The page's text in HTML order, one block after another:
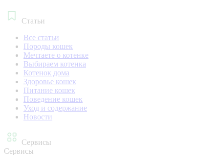
Статьи
Все статьи
Породы кошек
Мечтаете о котенке
Выбираем котенка
Котенок дома
Здоровье кошек
Питание кошек
Поведение кошек
Уход и содержание
Новости
Сервисы
Сервисы